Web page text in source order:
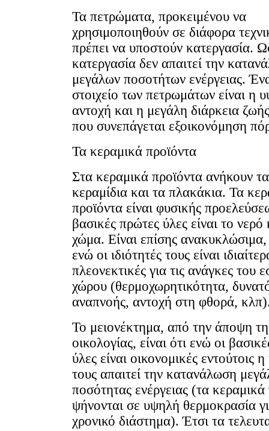
Τα πετρώματα, προκειμένου να
χρησιμοποιηθούν σε διάφορα
πρέπει να υποστούν κατεργασία.
κατεργασία δεν απαιτεί την
μεγάλων ποσοτήτων ενέργειας.
στοιχείο των πετρωμάτων είναι η
αντοχή και η μεγάλη διάρκεια
που συνεπάγεται εξοικονόμηση
Τα κεραμικά προϊόντα
Στα κεραμικά προϊόντα ανήκουν
κεραμίδια και τα πλακάκια. Τα
προϊόντα είναι φυσικής
βασικές πρώτες ύλες είναι το νερό
χώμα. Είναι επίσης
ενώ οι ιδιότητές τους είναι
πλεονεκτικές για τις ανάγκες του
χώρου (θερμοχωρητικότητα,
αναπνοής, αντοχή στη φθορά,
Το μειονέκτημα, από την άποψη
οικολογίας, είναι ότι ενώ οι
ύλες είναι οικονομικές εντούτοις
τους απαιτεί την κατανάλωση
ποσότητας ενέργειας (τα κεραμικά
ψήνονται σε υψηλή θερμοκρασία
χρονικό διάστημα). Έτσι τα